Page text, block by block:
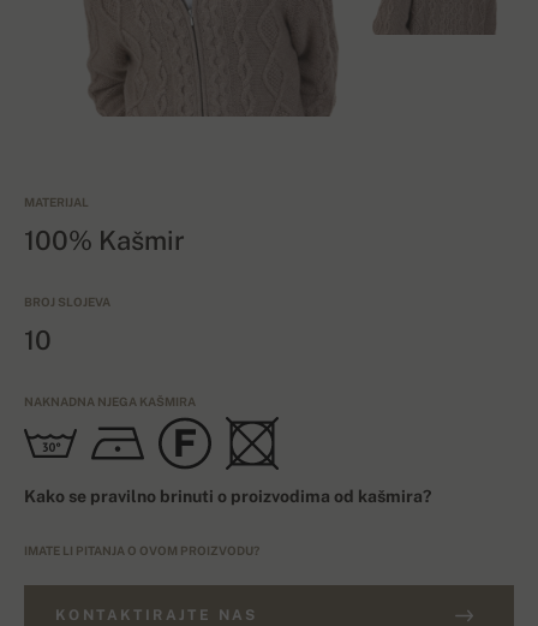
MATERIJAL
100% Kašmir
BROJ SLOJEVA
10
NAKNADNA NJEGA KAŠMIRA
Kako se pravilno brinuti o proizvodima od kašmira?
IMATE LI PITANJA O OVOM PROIZVODU?
KONTAKTIRAJTE NAS